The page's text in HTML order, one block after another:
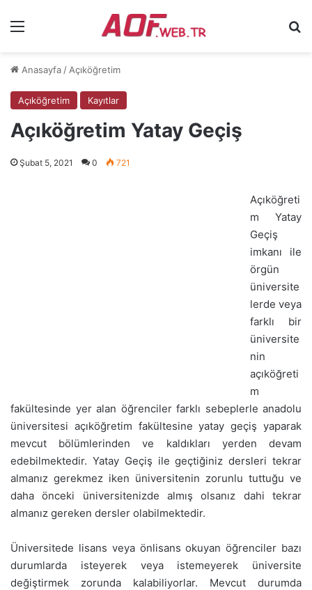
Menü
Anasayfa / Açıköğretim
Açıköğretim Kayıtlar
Açıköğretim Yatay Geçiş
Şubat 5, 2021 0 721
Açıköğreti
m Yatay
Geçiş
imkanı ile
örgün
üniversite
lerde veya
farklı bir
üniversite
nin
açıköğreti
m
fakültesinde yer alan öğrenciler farklı sebeplerle anadolu
üniversitesi açıköğretim fakültesine yatay geçiş yaparak
mevcut bölümlerinden ve kaldıkları yerden devam
edebilmektedir. Yatay Geçiş ile geçtiğiniz dersleri tekrar
almanız gerekmez iken üniversitenin zorunlu tuttuğu ve
daha önceki üniversitenizde almış olsanız dahi tekrar
almanız gereken dersler olabilmektedir.
Üniversitede lisans veya önlisans okuyan öğrenciler bazı
durumlarda isteyerek veya istemeyerek üniversite
değiştirmek zorunda kalabiliyorlar. Mevcut durumda